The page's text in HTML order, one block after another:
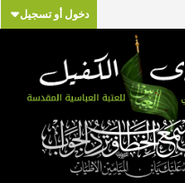
دخول أو تسجيل